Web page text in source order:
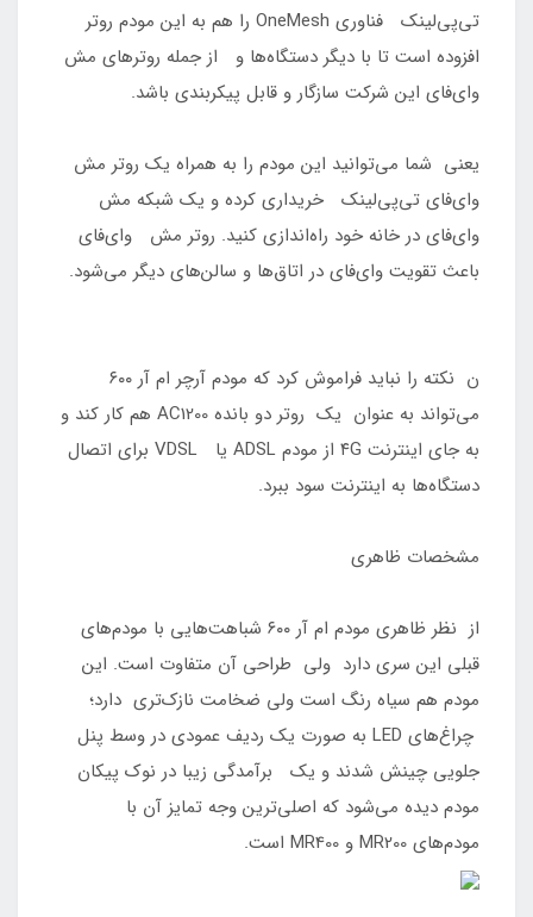
تی‌پی‌لینک فناوری OneMesh را هم به این مودم روتر
افزوده است تا با دیگر دستگاه‌ها و از جمله روترهای مش
وای‌فای این شرکت سازگار و قابل پیکربندی باشد.
یعنی شما می‌توانید این مودم را به همراه یک روتر مش
وای‌فای تی‌پی‌لینک خریداری کرده و یک شبکه مش
وای‌فای در خانه خود راه‌اندازی کنید. روتر مش وای‌فای
باعث تقویت وای‌فای در اتاق‌ها و سالن‌های دیگر می‌شود.
ن نکته را نباید فراموش کرد که مودم آرچر ام آر ۶۰۰
می‌تواند به عنوان یک روتر دو بانده AC1200 هم کار کند و
به جای اینترنت ۴G از مودم ADSL یا VDSL برای اتصال
دستگاه‌ها به اینترنت سود ببرد.
مشخصات ظاهری
از نظر ظاهری مودم ام آر ۶۰۰ شباهت‌هایی با مودم‌های
قبلی این سری دارد ولی طراحی آن متفاوت است. این
مودم هم سیاه رنگ است ولی ضخامت نازک‌تری دارد؛
چراغ‌های LED به صورت یک ردیف عمودی در وسط پنل
جلویی چینش شدند و یک برآمدگی زیبا در نوک پیکان
مودم دیده می‌شود که اصلی‌ترین وجه تمایز آن با
مودم‌های MR200 و MR400 است.